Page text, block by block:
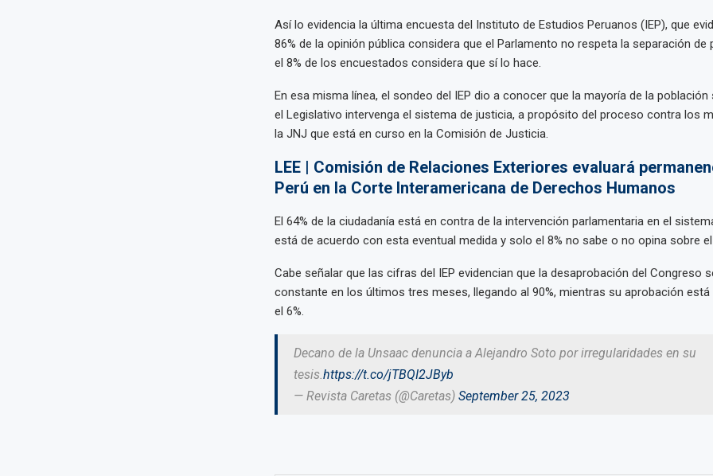
Así lo evidencia la última encuesta del Instituto de Estudios Peruanos (IEP), que
86% de la opinión pública considera que el Parlamento no respeta la separación de
el 8% de los encuestados considera que sí lo hace.
En esa misma línea, el sondeo del IEP dio a conocer que la mayoría de la población
el Legislativo intervenga el sistema de justicia, a propósito del proceso contra los
la JNJ que está en curso en la Comisión de Justicia.
LEE | Comisión de Relaciones Exteriores evaluará
Perú en la Corte Interamericana de Derechos Humanos
El 64% de la ciudadanía está en contra de la intervención parlamentaria en el
está de acuerdo con esta eventual medida y solo el 8% no sabe o no opina sobre
Cabe señalar que las cifras del IEP evidencian que la desaprobación del Congreso
constante en los últimos tres meses, llegando al 90%, mientras su aprobación está
el 6%.
Decano de la Unsaac denuncia a Alejandro Soto por irregularidades en su
tesis.https://t.co/jTBQI2JByb
— Revista Caretas (@Caretas) September 25, 2023